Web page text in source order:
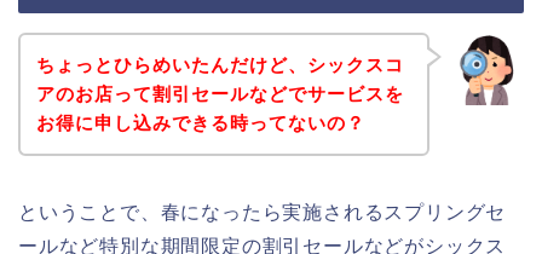
ちょっとひらめいたんだけど、シックスコ
アのお店って割引セールなどでサービスを
お得に申し込みできる時ってないの？
ということで、春になったら実施されるスプリングセ
ールなど特別な期間限定の割引セールなどがシックス